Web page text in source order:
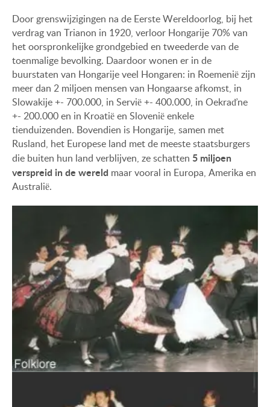
Door grenswijzigingen na de Eerste Wereldoorlog, bij het
verdrag van Trianon in 1920, verloor Hongarije 70% van
het oorspronkelijke grondgebied en tweederde van de
toenmalige bevolking. Daardoor wonen er in de
buurstaten van Hongarije veel Hongaren: in Roemenië zijn
meer dan 2 miljoen mensen van Hongaarse afkomst, in
Slowakije +- 700.000, in Servië +- 400.000, in Oekraďne
+- 200.000 en in Kroatië en Slovenië enkele
tienduizenden. Bovendien is Hongarije, samen met
Rusland, het Europese land met de meeste staatsburgers
die buiten hun land verblijven, ze schatten 5 miljoen
verspreid in de wereld maar vooral in Europa, Amerika en
Australië.